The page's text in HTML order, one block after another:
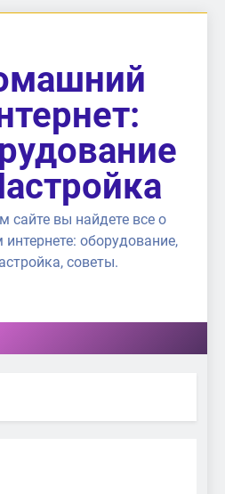
сайте вы найдете все о
оборудование,
советы.